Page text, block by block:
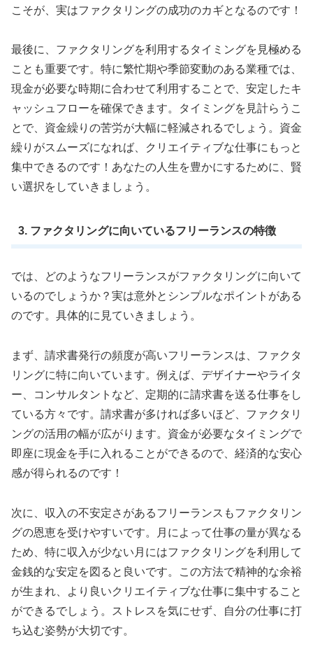
こそが、実はファクタリングの成功のカギとなるのです！
最後に、ファクタリングを利用するタイミングを見極める
ことも重要です。特に繁忙期や季節変動のある業種では、
現金が必要な時期に合わせて利用することで、安定したキ
ャッシュフローを確保できます。タイミングを見計らうこ
とで、資金繰りの苦労が大幅に軽減されるでしょう。資金
繰りがスムーズになれば、クリエイティブな仕事にもっと
集中できるのです！あなたの人生を豊かにするために、賢
い選択をしていきましょう。
3. ファクタリングに向いているフリーランスの特徴
では、どのようなフリーランスがファクタリングに向いて
いるのでしょうか？実は意外とシンプルなポイントがある
のです。具体的に見ていきましょう。
まず、請求書発行の頻度が高いフリーランスは、ファクタ
リングに特に向いています。例えば、デザイナーやライタ
ー、コンサルタントなど、定期的に請求書を送る仕事をし
ている方々です。請求書が多ければ多いほど、ファクタリ
ングの活用の幅が広がります。資金が必要なタイミングで
即座に現金を手に入れることができるので、経済的な安心
感が得られるのです！
次に、収入の不安定さがあるフリーランスもファクタリン
グの恩恵を受けやすいです。月によって仕事の量が異なる
ため、特に収入が少ない月にはファクタリングを利用して
金銭的な安定を図ると良いです。この方法で精神的な余裕
が生まれ、より良いクリエイティブな仕事に集中すること
ができるでしょう。ストレスを気にせず、自分の仕事に打
ち込む姿勢が大切です。